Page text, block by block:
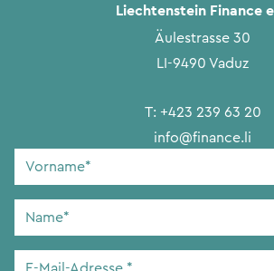
Liechtenstein Finance
Äulestrasse 30
LI-9490 Vaduz
T: +423 239 63 20
info@finance.li
Vorname
Name
E-